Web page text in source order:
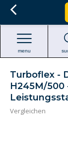
menu
Turboflex -
H245M/500
Vergleichen